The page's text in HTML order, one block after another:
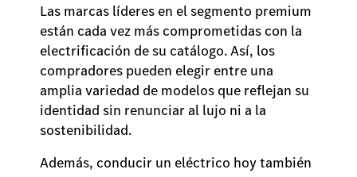
Las marcas líderes en el segmento premium
están cada vez más comprometidas con la
electrificación de su catálogo. Así, los
compradores pueden elegir entre una
amplia variedad de modelos que reflejan su
identidad sin renunciar al lujo ni a la
sostenibilidad.
Además, conducir un eléctrico hoy también